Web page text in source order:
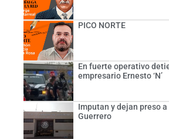
PICO NORTE
En fuerte operativo
empresario Ernesto ‘N’
Imputan y dejan preso
Guerrero